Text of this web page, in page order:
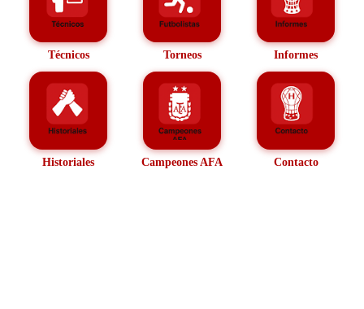
Técnicos Torneos Informes
Historiales Campeones AFA Contacto